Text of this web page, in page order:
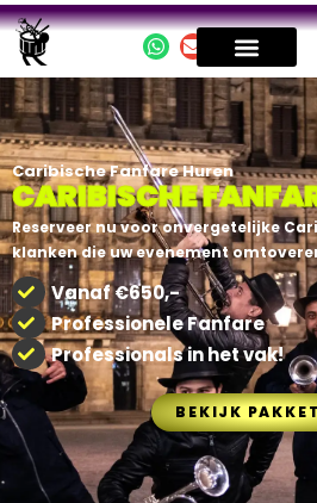
Caribische Fanfare Huren
CARIBISCHE
Reserveer nu voor onvergetelijke
klanken die uw evenement
Vanaf €650,-
Professionele Fanfare
Professionals in het vak!
BEKIJK